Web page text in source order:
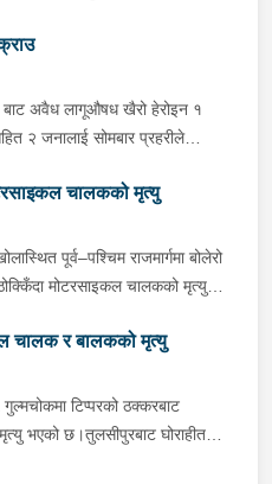
प्रहरीले उक्त हातहतियार फेला पारी
आवश्यक अनुसन्धान गरिरहेको
बाट अवैध लागूऔषध खैरो हेरोइन १
२ जनालाई सोमबार प्रहरीले
१० बस्ने ५५ वर्षीय अरूण
ब्यूरो शाखा कार्यालय
उक्त लागूऔषध सहित पक्राउ
अरूण कुमारको घर तलासी
तराजु १ थान समेत फेला पारी
आवश्यक अनुसन्धान गरिरहेको छ ।
चालकको मृत्यु
पूर्व–पश्चिम राजमार्गमा बोलेरो
मोटरसाइकल चालकको मृत्यु
लमहीतर्फ आउँदै गरेको लु.२
ठोक्किँदा मोटरसाइकल चालक
निवासी ३३ वर्षीय खिम तिमिल्सिना
उपचारका लागि लमही
चालक र बालकको मृत्यु
टिप्परको ठक्करबाट
भएको छ।तुलसीपुरबाट घोराहीतर्फ